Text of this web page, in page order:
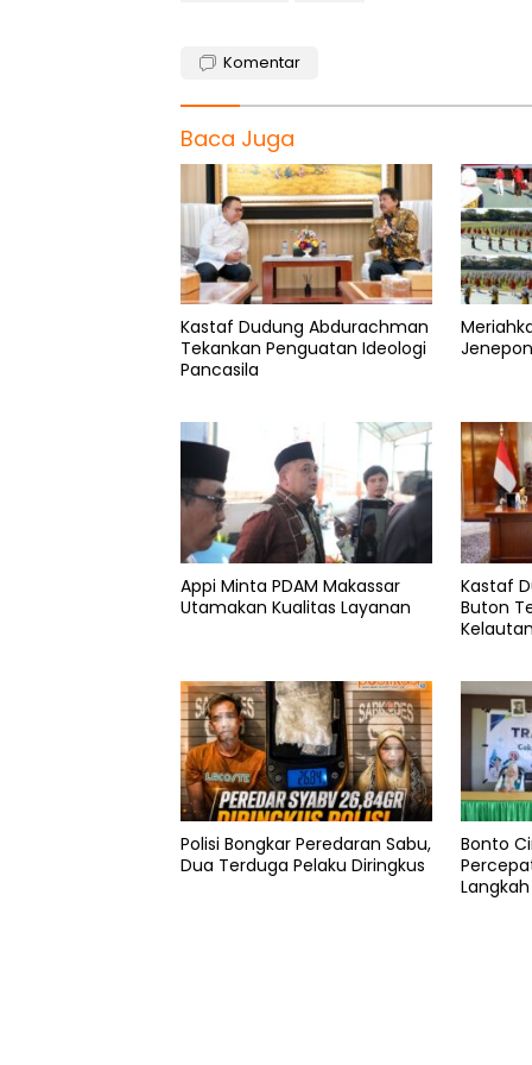
Komentar
Baca Juga
Kastaf Dudung Abdurachman
Tekankan Penguatan Ideologi
Pancasila
Appi Minta PDAM Makassar
Utamakan Kualitas Layanan
Kastaf
Buton
Kelautan
Polisi Bongkar Peredaran Sabu,
Dua Terduga Pelaku Diringkus
Bonto